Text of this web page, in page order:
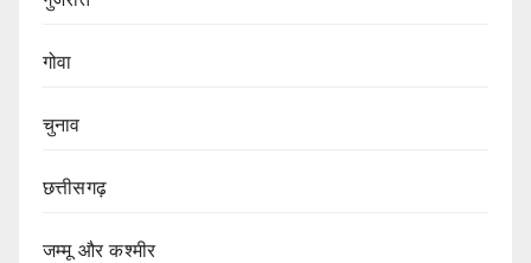
गोवा
चुनाव
छत्तीसगढ़
जम्मू और कश्मीर